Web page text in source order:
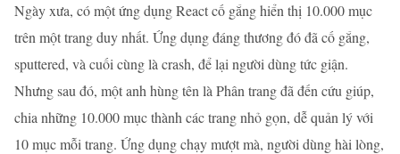
Ngày xưa, có một ứng dụng React cố gắng hiển thị 10.000 mục
trên một trang duy nhất. Ứng dụng đáng thương đó đã cố gắng,
sputtered, và cuối cùng là crash, để lại người dùng tức giận.
Nhưng sau đó, một anh hùng tên là Phân trang đã đến cứu giúp,
chia những 10.000 mục thành các trang nhỏ gọn, dễ quản lý với
10 mục mỗi trang. Ứng dụng chạy mượt mà, người dùng hài lòng,